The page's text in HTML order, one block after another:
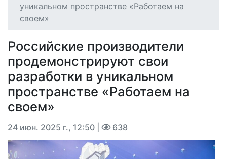
уникальном пространстве «Работаем на
своем»
Российские производители
продемонстрируют свои
разработки в уникальном
пространстве «Работаем на
своем»
24 июн. 2025 г., 12:50 638